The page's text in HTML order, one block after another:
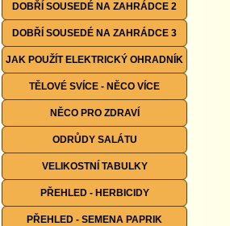
DOBŘÍ SOUSEDÉ NA ZAHRÁDCE 2
DOBŘÍ SOUSEDÉ NA ZAHRÁDCE 3
JAK POUŽÍT ELEKTRICKÝ OHRADNÍK
TĚLOVÉ SVÍCE - NĚCO VÍCE
NĚCO PRO ZDRAVÍ
ODRŮDY SALÁTU
VELIKOSTNÍ TABULKY
PŘEHLED - HERBICIDY
PŘEHLED - SEMENA PAPRIK